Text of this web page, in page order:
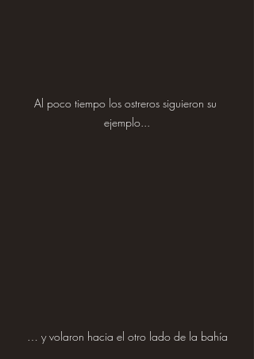
Al poco tiempo los ostreros siguieron su
ejemplo...
… y volaron hacia el otro lado de la bahía